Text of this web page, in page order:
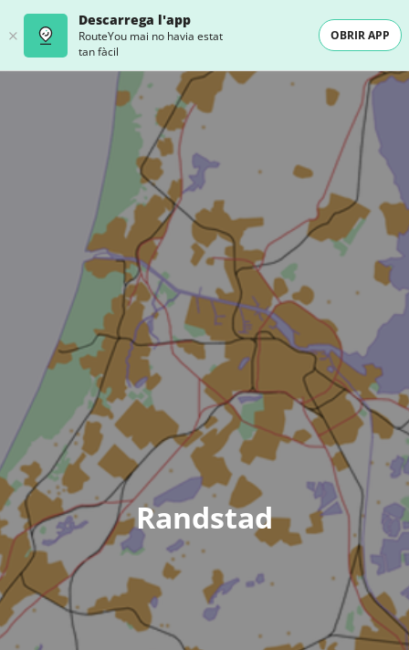
Descarrega l'app
RouteYou mai no havia estat
tan fàcil
OBRIR APP
Randstad